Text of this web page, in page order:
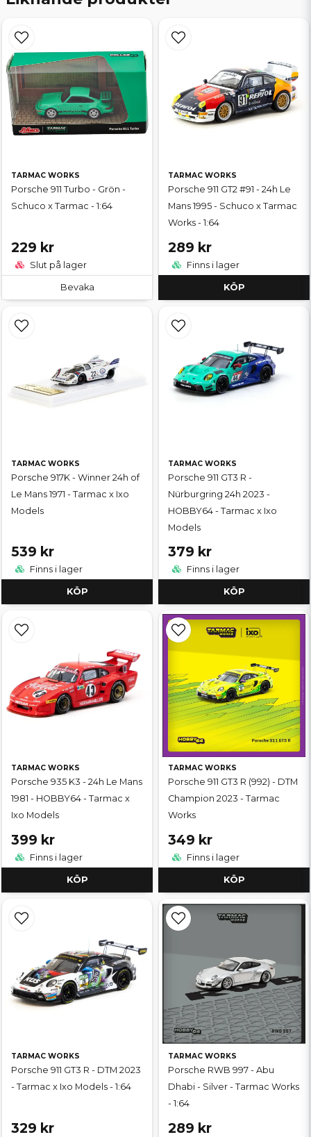
TARMAC WORKS
Porsche 911 Turbo - Grön -
Schuco x Tarmac - 1:64
229 kr
Slut på lager
Bevaka
TARMAC WORKS
Porsche 911 GT2 #91 - 24h Le
Mans 1995 - Schuco x Tarmac
Works - 1:64
289 kr
Finns i lager
KÖP
TARMAC WORKS
Porsche 917K - Winner 24h of
Le Mans 1971 - Tarmac x Ixo
Models
539 kr
Finns i lager
KÖP
TARMAC WORKS
Porsche 911 GT3 R -
Nürburgring 24h 2023 -
HOBBY64 - Tarmac x Ixo
Models
379 kr
Finns i lager
KÖP
TARMAC WORKS
Porsche 935 K3 - 24h Le Mans
1981 - HOBBY64 - Tarmac x
Ixo Models
399 kr
Finns i lager
KÖP
TARMAC WORKS
Porsche 911 GT3 R (992) - DTM
Champion 2023 - Tarmac
Works
349 kr
Finns i lager
KÖP
TARMAC WORKS
Porsche 911 GT3 R - DTM 2023
- Tarmac x Ixo Models - 1:64
329 kr
TARMAC WORKS
Porsche RWB 997 - Abu
Dhabi - Silver - Tarmac Works
- 1:64
289 kr